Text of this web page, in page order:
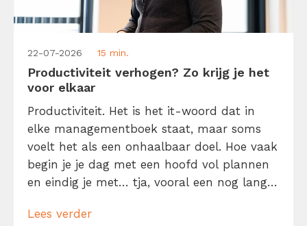
22-07-2026 15 min.
Productiviteit verhogen? Zo krijg je het
voor elkaar
Productiviteit. Het is het it-woord dat in
elke managementboek staat, maar soms
voelt het als een onhaalbaar doel. Hoe vaak
begin je je dag met een hoofd vol plannen
en eindig je met… tja, vooral een nog langer
enige. We willen allemaal meer gedaan
Lees verder